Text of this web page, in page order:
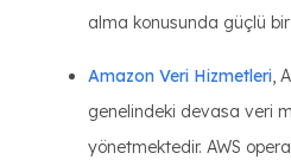
alma konusunda güçlü
Amazon Veri Hizmetleri,
genelindeki devasa veri
yönetmektedir. AWS